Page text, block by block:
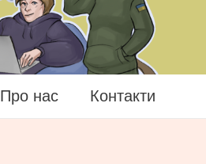
Про нас Контакти